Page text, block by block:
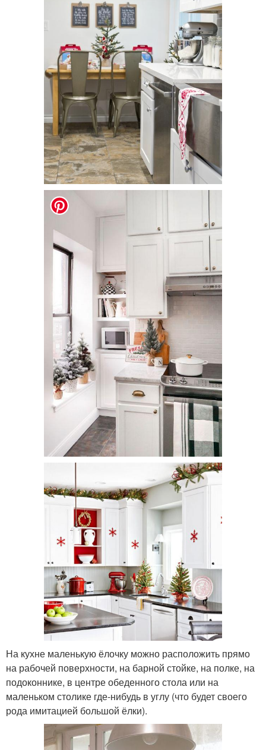
На кухне маленькую ёлочку можно расположить прямо
на рабочей поверхности, на барной стойке, на полке, на
подоконнике, в центре обеденного стола или на
маленьком столике где-нибудь в углу (что будет своего
рода имитацией большой ёлки).